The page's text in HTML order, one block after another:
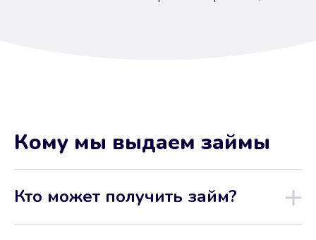
Кому мы выдаем займы
Кто может получить займ?